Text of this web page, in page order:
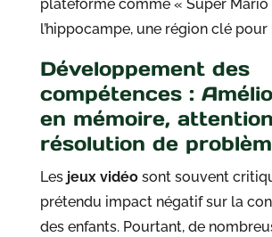
plateforme comme « Super
l’hippocampe, une région clé
Développement des
compétences :
en mémoire,
résolution de
Les jeux vidéosont souvent
prétendu impact négatif sur la
des enfants. Pourtant, de